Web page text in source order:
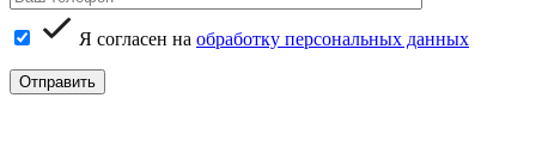
Я согласен на обработку персональных данных